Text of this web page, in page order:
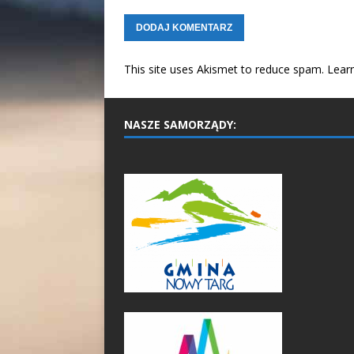
This site uses Akismet to reduce spam.
NASZE SAMORZĄDY: